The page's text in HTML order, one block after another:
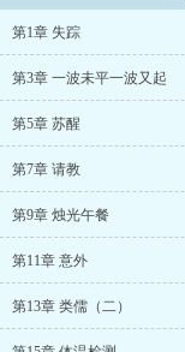
第1章 失踪
第3章 一波未平一波又起
第5章 苏醒
第7章 请教
第9章 烛光午餐
第11章 意外
第13章 类儒（二）